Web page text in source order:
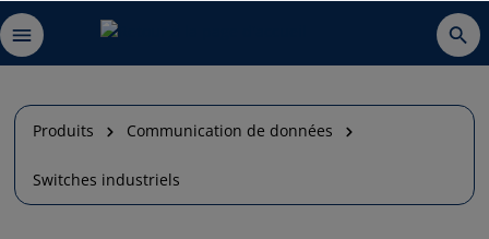
Produits Communication de données
Switches industriels